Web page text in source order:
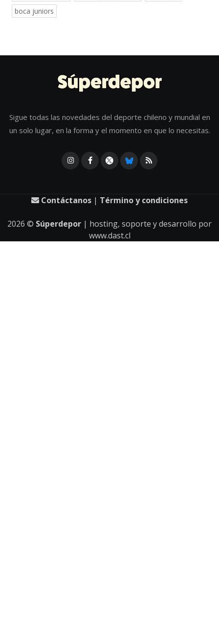
boca juniors
Sigue todas las novedades del deporte chileno y mundial en
un solo lugar, en la forma y el momento en que lo necesitas.
Contáctanos | Término y condiciones
2026 © Súperdepor | hosting, soporte y desarrollo por
www.dast.cl